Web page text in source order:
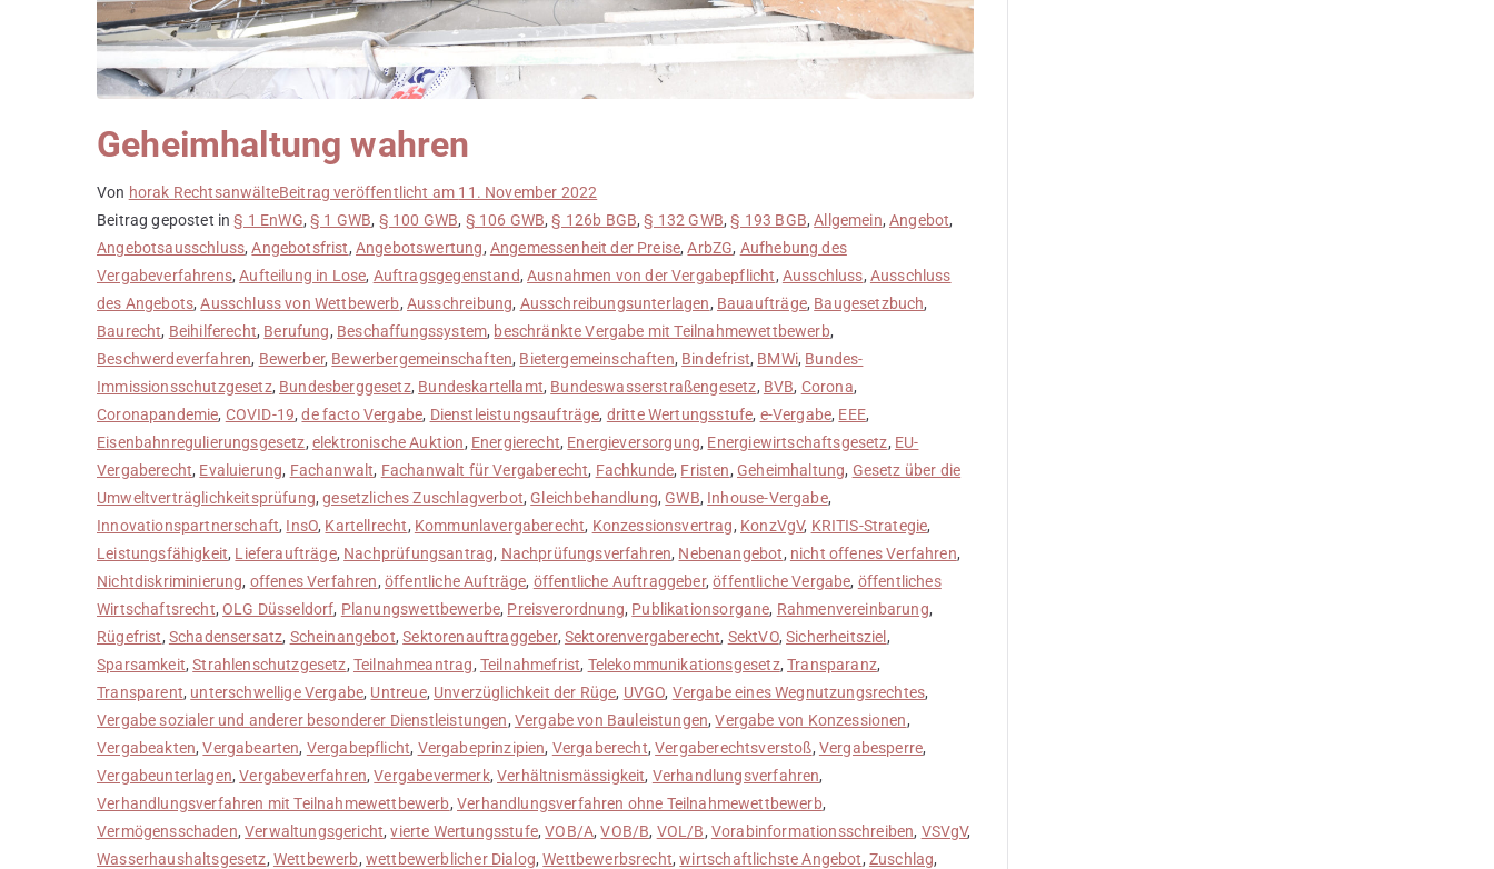
Geheimhaltung wahren
Von horak RechtsanwälteBeitrag veröffentlicht am 11. November 2022
Beitrag gepostet in§ 1 EnWG,§ 1 GWB, § 100 GWB, § 106 GWB,§ 126b BGB,§ 132 GWB,§ 193 BGB,Allgemein,Angebot,
Angebotsausschluss,Angebotsfrist, Angebotswertung, Angemessenheit der Preise,ArbZG, Aufhebung des
Vergabeverfahrens,Aufteilung in Lose, Auftragsgegenstand,Ausnahmen von der Vergabepflicht, Ausschluss, Ausschluss
des Angebots,Ausschluss von Wettbewerb, Ausschreibung, Ausschreibungsunterlagen, Bauaufträge, Baugesetzbuch,
Baurecht, Beihilferecht, Berufung, Beschaffungssystem, beschränkte Vergabe mit Teilnahmewettbewerb,
Beschwerdeverfahren, Bewerber, Bewerbergemeinschaften, Bietergemeinschaften, Bindefrist, BMWi, Bundes-
Immissionsschutzgesetz, Bundesberggesetz, Bundeskartellamt, Bundeswasserstraßengesetz, BVB, Corona,
Coronapandemie, COVID-19,de facto Vergabe, Dienstleistungsaufträge, dritte Wertungsstufe, e-Vergabe, EEE,
Eisenbahnregulierungsgesetz, elektronische Auktion, Energierecht, Energieversorgung, Energiewirtschaftsgesetz, EU-
Vergaberecht, Evaluierung, Fachanwalt, Fachanwalt für Vergaberecht, Fachkunde, Fristen, Geheimhaltung, Gesetz über die
Umweltverträglichkeitsprüfung,gesetzliches Zuschlagverbot, Gleichbehandlung, GWB, Inhouse-Vergabe,
Innovationspartnerschaft, InsO, Kartellrecht, Kommunlavergaberecht, Konzessionsvertrag, KonzVgV, KRITIS-Strategie,
Leistungsfähigkeit, Lieferaufträge, Nachprüfungsantrag, Nachprüfungsverfahren, Nebenangebot, nicht offenes Verfahren,
Nichtdiskriminierung, offenes Verfahren, öffentliche Aufträge, öffentliche Auftraggeber,öffentliche Vergabe, öffentliches
Wirtschaftsrecht,OLG Düsseldorf, Planungswettbewerbe, Preisverordnung, Publikationsorgane, Rahmenvereinbarung,
Rügefrist, Schadensersatz, Scheinangebot,Sektorenauftraggeber, Sektorenvergaberecht, SektVO,Sicherheitsziel,
Sparsamkeit,Strahlenschutzgesetz, Teilnahmeantrag, Teilnahmefrist, Telekommunikationsgesetz,Transparanz,
Transparent, unterschwellige Vergabe, Untreue, Unverzüglichkeit der Rüge, UVGO, Vergabe eines Wegnutzungsrechtes,
Vergabe sozialer und anderer besonderer Dienstleistungen, Vergabe von Bauleistungen,Vergabe von Konzessionen,
Vergabeakten,Vergabearten, Vergabepflicht, Vergabeprinzipien, Vergaberecht,Vergaberechtsverstoß, Vergabesperre,
Vergabeunterlagen,Vergabeverfahren,Vergabevermerk,Verhältnismässigkeit, Verhandlungsverfahren,
Verhandlungsverfahren mit Teilnahmewettbewerb, Verhandlungsverfahren ohne Teilnahmewettbewerb,
Vermögensschaden,Verwaltungsgericht,vierte Wertungsstufe,VOB/A,VOB/B, VOL/B, Vorabinformationsschreiben, VSVgV,
Wasserhaushaltsgesetz, Wettbewerb, wettbewerblicher Dialog,Wettbewerbsrecht,wirtschaftlichste Angebot, Zuschlag,